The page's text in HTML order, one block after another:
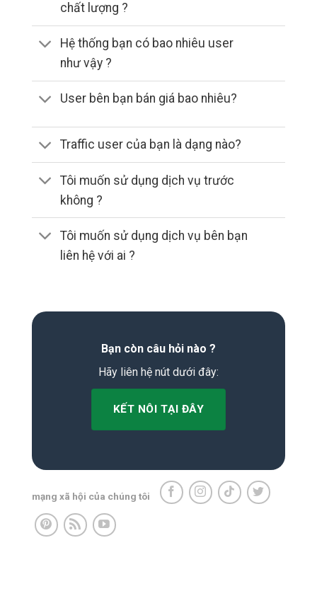
chất lượng ?
Hệ thống bạn có bao nhiêu user
như vậy ?
User bên bạn bán giá bao nhiêu?
Traffic user của bạn là dạng nào?
Tôi muốn sử dụng dịch vụ trước
không ?
Tôi muốn sử dụng dịch vụ bên bạn
liên hệ với ai ?
Bạn còn câu hỏi nào ?
Hãy liên hệ nút dưới đây:
KẾT NÔI TẠI ĐÂY
mạng xã hội của chúng tôi